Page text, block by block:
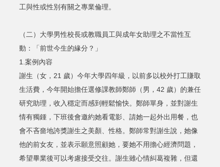
工與性或性別有關之專業倫理。
（二）大學男性校長或教職員工與成年女助理之不當性互
動：「前世今生的緣分？」
1.案例內容
謝生（女，21 歲）今年大學四年級，以前多以校外打工賺取
生活費，今年開始擔任選修課教師鄭師（男，42 歲）的兼任
研究助理，收入穩定而感到輕鬆愉快。鄭師單身，並對謝生
情有獨鍾，下班後會邀約她看電影、請她一起外出用餐，也
會不吝嗇地誇獎謝生之美顏、性格。鄭師常對謝生說，她像
他的前女友，並表示願意照顧她，要她不用擔心經濟問題，
希望畢業後可以考慮接受交往。謝生雖心情糾葛複雜，但還